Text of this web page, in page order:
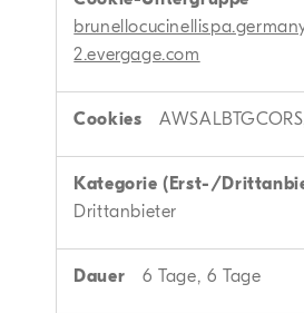
2.evergage.com
Drittanbieter
6 Tage, 6 Tage